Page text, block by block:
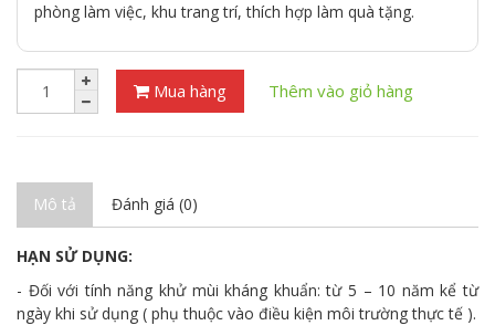
phòng làm việc, khu trang trí, thích hợp làm quà tặng.
Mua hàng Thêm vào giỏ hàng
Mô tả Đánh giá (0)
HẠN SỬ DỤNG:
- Đối với tính năng khử mùi kháng khuẩn: từ 5 – 10 năm kể từ
ngày khi sử dụng ( phụ thuộc vào điều kiện môi trường thực tế ).